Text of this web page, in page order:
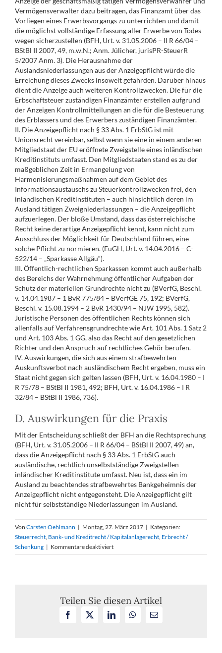
Vermögensverwalter dazu beitragen, das Finanzamt über das
Vorliegen eines Erwerbsvorgangs zu unterrichten und damit
die möglichst vollständige Erfassung aller Erwerbe von Todes
wegen sicherzustellen (BFH, Urt. v. 31.05.2006 – II R 66/04 –
BStBl II 2007, 49, m.w.N.; Anm. Jülicher, jurisPR-SteuerR
5/2007 Anm. 3). Die Herausnahme der
Auslandsniederlassungen aus der Anzeigepflicht würde die
Erreichung dieses Zwecks insoweit gefährden. Darüber hinaus
dient die Anzeige auch weiteren Kontrollzwecken. Die für die
Erbschaftsteuer zuständigen Finanzämter erstellen aufgrund
der Anzeigen Kontrollmitteilungen an die für die Besteuerung
des Erblassers und des Erwerbers zuständigen Finanzämter.
II. Die Anzeigepflicht nach § 33 Abs. 1 ErbStG ist mit
Unionsrecht vereinbar, selbst wenn sie eine in einem anderen
Mitgliedstaat der EU eröffnete Zweigstelle eines inländischen
Kreditinstituts umfasst. Den Mitgliedstaaten stand es zu der
maßgeblichen Zeit in Ermangelung von
Harmonisierungsmaßnahmen auf dem Gebiet des
Informationsaustauschs zu Steuerkontrollzwecken frei, den
inländischen Kreditinstituten – auch hinsichtlich deren im
Ausland tätigen Zweigniederlassungen – die Anzeigepflicht
aufzuerlegen. Der bloße Umstand, dass das österreichische
Recht keine derartige Anzeigepflicht kennt, kann nicht zum
Ausschluss der Möglichkeit für Deutschland führen, eine
solche Pflicht zu normieren. (EuGH, Urt. v. 14.04.2016 – C-
522/14 – „Sparkasse Allgäu“).
III. Öffentlich-rechtlichen Sparkassen kommt auch außerhalb
des Bereichs der Wahrnehmung öffentlicher Aufgaben der
Schutz der materiellen Grundrechte nicht zu (BVerfG, Beschl.
v. 14.04.1987 – 1 BvR 775/84 – BVerfGE 75, 192; BVerfG,
Beschl. v. 15.08.1994 – 2 BvR 1430/94 – NJW 1995, 582).
Juristische Personen des öffentlichen Rechts können sich
allenfalls auf Verfahrensgrundrechte wie Art. 101 Abs. 1 Satz 2
und Art. 103 Abs. 1 GG, also das Recht auf den gesetzlichen
Richter und den Anspruch auf rechtliches Gehör berufen.
IV. Auswirkungen, die sich aus einem strafbewehrten
Auskunftsverbot nach ausländischem Recht ergeben, muss ein
Staat nicht gegen sich gelten lassen (BFH, Urt. v. 16.04.1980 – I
R 75/78 – BStBl II 1981, 492; BFH, Urt. v. 16.04.1986 – I R
32/84 – BStBl II 1986, 736).
D. Auswirkungen für die Praxis
Mit der Entscheidung schließt der BFH an die Rechtsprechung
(BFH, Urt. v. 31.05.2006 – II R 66/04 – BStBl II 2007, 49) an,
dass die Anzeigepflicht nach § 33 Abs. 1 ErbStG auch
ausländische, rechtlich unselbstständige Zweigstellen
inländischer Kreditinstitute umfasst. Neu ist, dass ein im
Ausland zu beachtendes strafbewehrtes Bankgeheimnis der
Anzeigepflicht nicht entgegensteht. Die Anzeigepflicht gilt
nicht für selbstständige Niederlassungen im Ausland.
Von Carsten Oehlmann | Montag, 27. März 2017 | Kategorien:
Steuerrecht Bank- und Kreditrecht / Kapitalanlagerecht Erbrecht /
Schenkung | Kommentare deaktiviertfür
Erbschaftsteuerrechtliche
Kreditinstituts
mit
Zweigniederlassung
Teilen Sie diesen Artikel
Facebook LinkedInWhatsApp
E-